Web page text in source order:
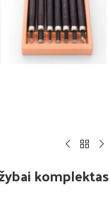
komplektas